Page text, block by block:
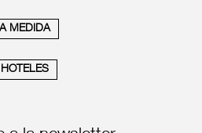
A MEDIDA
HOTELES